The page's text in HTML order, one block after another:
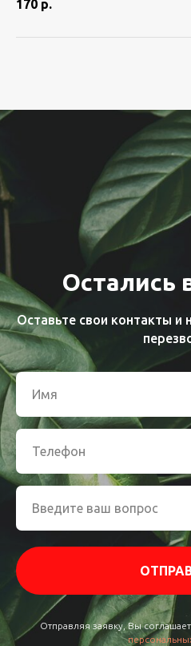
170 р.
Остались
Оставьте свои контакты
Отправляя заявку, Вы